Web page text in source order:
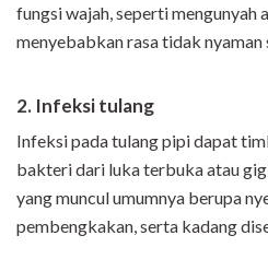
fungsi wajah, seperti mengunyah
menyebabkan rasa tidak nyaman
2. Infeksi tulang
Infeksi pada tulang pipi dapat
bakteri dari luka terbuka atau
yang muncul umumnya berupa
pembengkakan, serta kadang